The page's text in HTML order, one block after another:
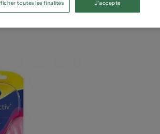
J'accepte
toutes les finalités